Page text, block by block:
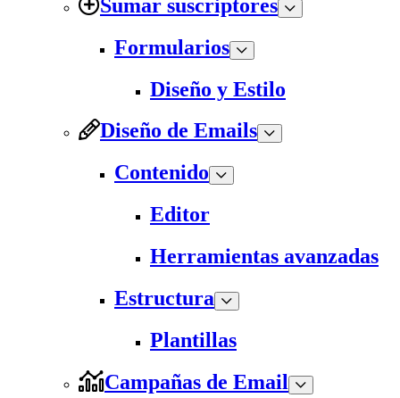
Sumar suscriptores
Formularios
Diseño y Estilo
Diseño de Emails
Contenido
Editor
Herramientas avanzadas
Estructura
Plantillas
Campañas de Email